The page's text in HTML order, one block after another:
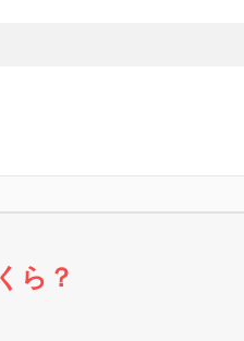
ら？